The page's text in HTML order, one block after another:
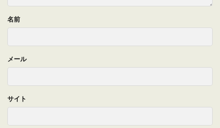
名前
メール
サイト